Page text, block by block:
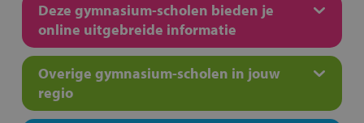
Deze gymnasium-scholen bieden je
online uitgebreide informatie
Overige gymnasium-scholen in jouw
regio